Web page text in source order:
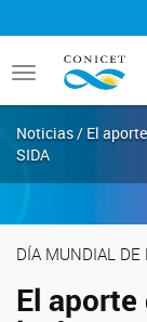
Toggle
navigation
Noticias / El
SIDA
DÍA MUNDIAL DE
El